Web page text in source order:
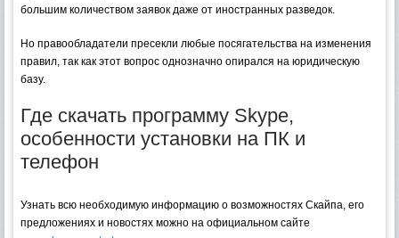
большим количеством заявок даже от иностранных разведок.
Но правообладатели пресекли любые посягательства на изменения
правил, так как этот вопрос однозначно опирался на юридическую
базу.
Где скачать программу Skype,
особенности установки на ПК и
телефон
Узнать всю необходимую информацию о возможностях Скайпа, его
предложениях и новостях можно на официальном сайте